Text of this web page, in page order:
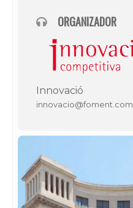
ORGANIZADOR
Innovació
innovacio@foment.com